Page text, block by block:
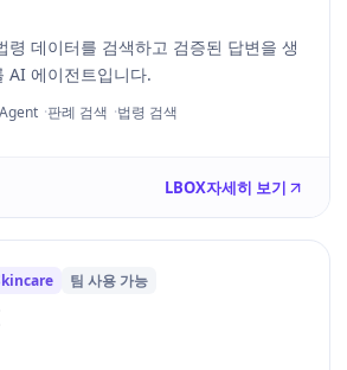
령 데이터를 검색하고 검증된 답변을 생
AI 에이전트입니다.
판례 검색 법령 검색
LBOX자세히 보기
팀 사용 가능